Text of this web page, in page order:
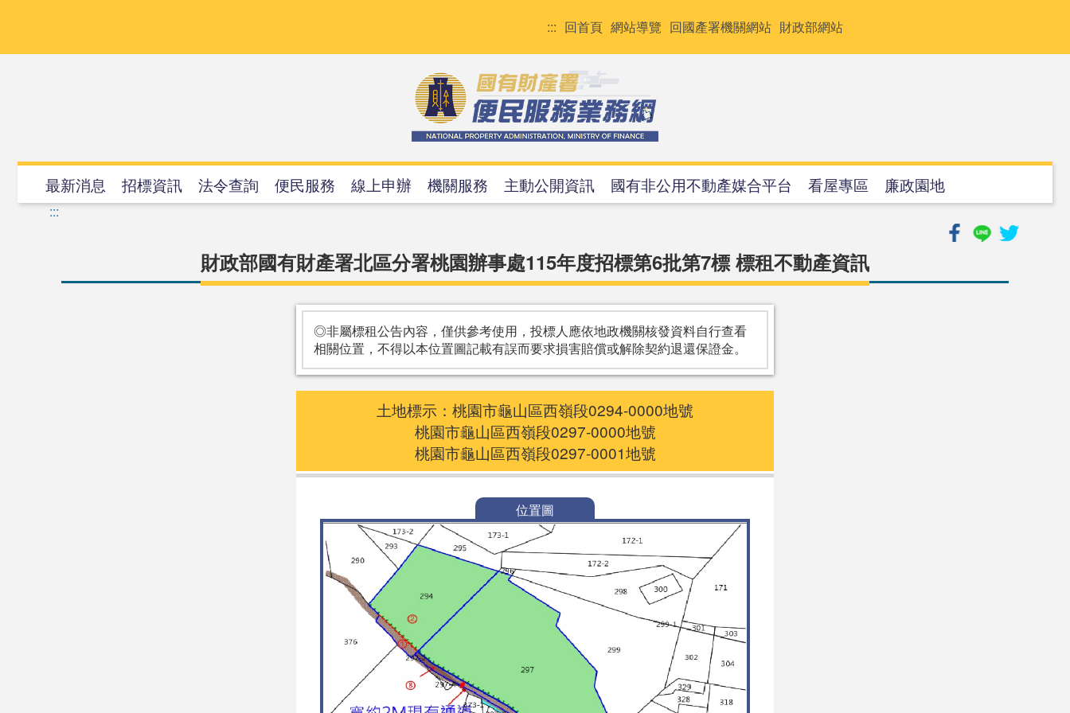
要
::: 回首頁 網站導覽 回國產署機關網站 財政部網站
最新消息 招標資訊 法令查詢 便民服務 線上申辦 機關服務 主動公開資訊 國有非公用不動產媒合平台 看屋專區 廉政園地
:::
財政部國有財產署北區分署桃園辦事處115年度招標第6批第7標 標租不動產資訊
◎非屬標租公告內容，僅供參考使用，投標人應依地政機關核發資料自行查看
相關位置，不得以本位置圖記載有誤而要求損害賠償或解除契約退還保證金。
土地標示：桃園市龜山區西嶺段0294-0000地號
桃園市龜山區西嶺段0297-0000地號
桃園市龜山區西嶺段0297-0001地號
位置圖